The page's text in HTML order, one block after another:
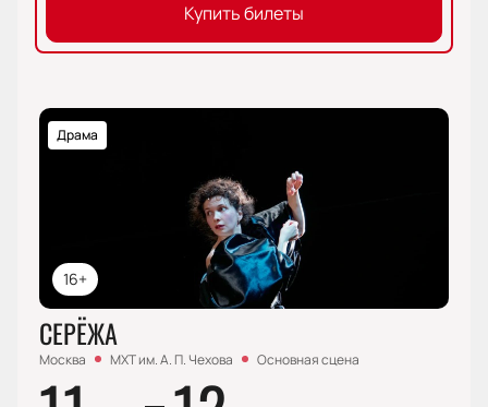
Купить билеты
16+
Драма
СЕРЁЖА
Москва МХТ им. А. П. Чехова Основная сцена